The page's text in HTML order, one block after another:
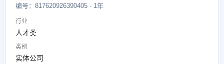
编号：817620926390405 · 1年
行业
人才类
类别
实体公司